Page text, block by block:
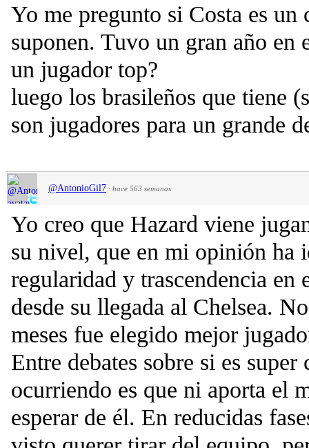
Yo me pregunto si Costa es un
suponen. Tuvo un gran año en
un jugador top?
luego los brasileños que tiene
son jugadores para un grande
@AntonioGil7 · hace 563 semanas
Yo creo que Hazard viene
su nivel, que en mi opinión ha
regularidad y trascendencia en
desde su llegada al Chelsea.
meses fue elegido mejor
Entre debates sobre si es
ocurriendo es que ni aporta el
esperar de él. En reducidas